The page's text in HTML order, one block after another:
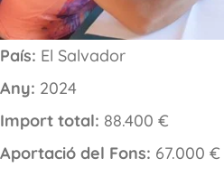
País: El Salvador
Any: 2024
Import total: 88.400 €
Aportació del Fons: 67.000 €